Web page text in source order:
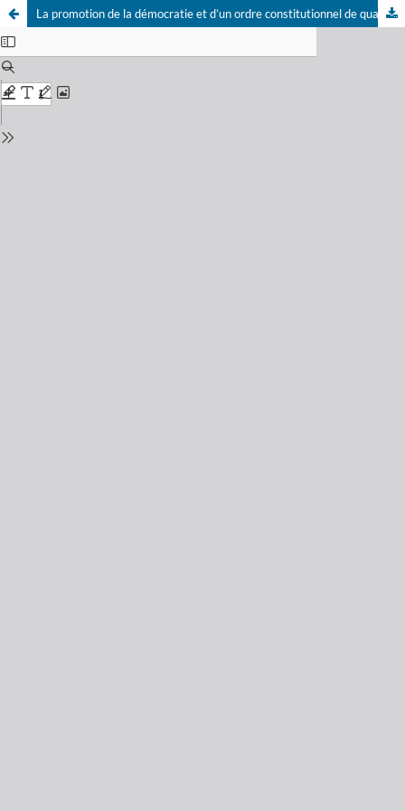
La promotion de la démocratie et d’un ordre constitutionnel de qualité par le système africain des droits fondamentaux: entre acquis et défis